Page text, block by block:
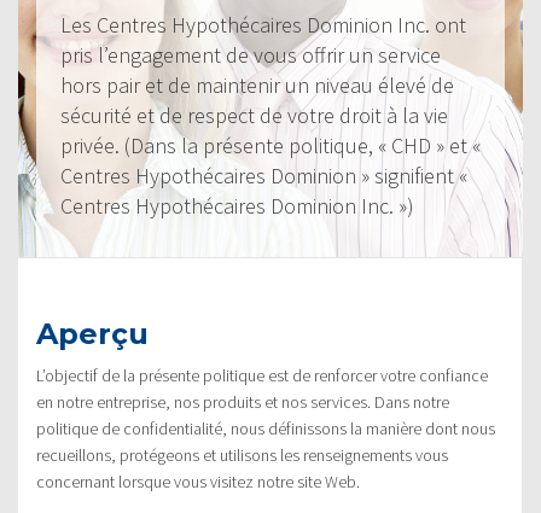
Les Centres Hypothécaires Dominion Inc. ont
pris l’engagement de vous offrir un service
hors pair et de maintenir un niveau élevé de
sécurité et de respect de votre droit à la vie
privée. (Dans la présente politique, « CHD » et «
Centres Hypothécaires Dominion » signifient «
Centres Hypothécaires Dominion Inc. »)
Aperçu
L’objectif de la présente politique est de renforcer votre confiance
en notre entreprise, nos produits et nos services. Dans notre
politique de confidentialité, nous définissons la manière dont nous
recueillons, protégeons et utilisons les renseignements vous
concernant lorsque vous visitez notre site Web.